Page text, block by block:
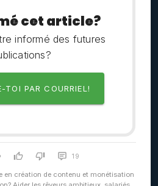
cet article?
informé des futures
TOI PAR COURRIEL!
19
en création de contenu et monétisation